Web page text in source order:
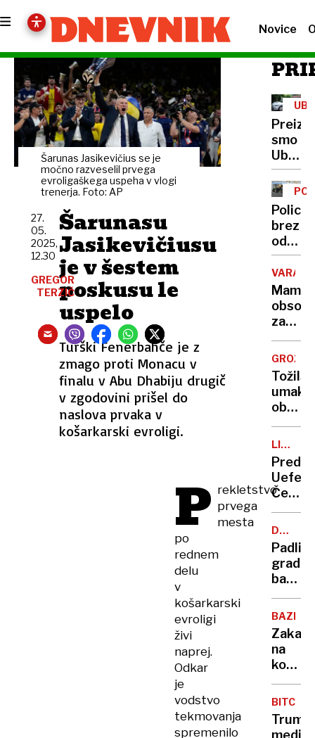
Novice
Šarunas Jasikevičius se je
močno razveselil prvega
evroligaškega uspeha v vlogi
trenerja. Foto: AP
Šarunasu
Jasikevičiusu
je v šestem
poskusu le
uspelo
Turški Fenerbahče je z
zmago proti Monacu v
finalu v Abu Dhabiju drugič
v zgodovini prišel do
naslova prvaka v
košarkarski evroligi.
27.
05.
2025,
12.30
GREGOR
TERZIČ
P rekletstvo
prvega
mesta
po
rednem
delu
v
košarkarski
evroligi
živi
naprej.
Odkar
je
vodstvo
tekmovanja
spremenilo
smo
Uber:
Tresel
se je
prišel
pa je
taksi
Včasih
Policija
brez
o
požaru
v
Mama
zaradi
sinovih
ur
zoper
Ivana
Perića
LIGA
Uefe
novega
DUŠAN
ČRNIGOJ
Padli
baron
in
ostal
brez
kupa
BAZENI
Zakaj
na
letos
ni
BITCOIN